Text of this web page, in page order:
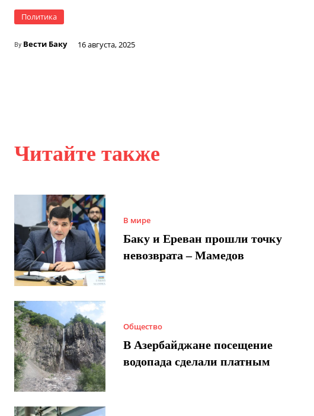
Политика
By Вести Баку 16 августа, 2025
Читайте также
В мире
Баку и Ереван прошли точку
невозврата – Мамедов
Общество
В Азербайджане посещение
водопада сделали платным